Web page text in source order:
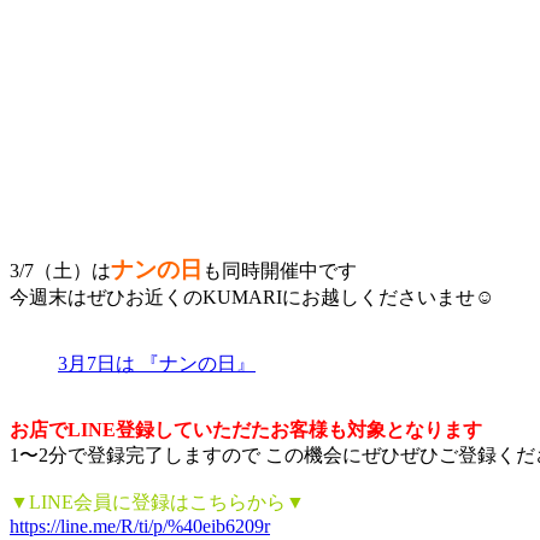
3/7（土）はナンの日 も同時開催中です
今週末はぜひお近くのKUMARIにお越しくださいませ☺️
3月7日は 『ナンの日』
お店でLINE登録していただたお客様も対象となります
1〜2分で登録完了しますので この機会にぜひぜひご登録く
▼LINE会員に登録はこちらから▼
https://line.me/R/ti/p/%40eib6209r